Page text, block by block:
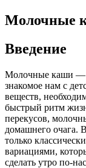
Молочные
Введение
Молочные каши —
знакомое нам с
веществ,
быстрый ритм
перекусов,
домашнего очага.
только
вариациями,
сделать утро по-